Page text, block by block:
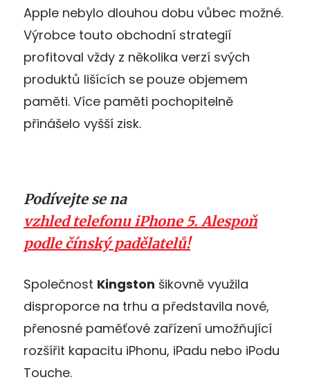
Apple nebylo dlouhou dobu vůbec možné.
Výrobce touto obchodní strategií
profitoval vždy z několika verzí svých
produktů lišících se pouze objemem
paměti. Více paměti pochopitelně
přinášelo vyšší zisk.
Podívejte se na
vzhled telefonu iPhone 5. Alespoň
podle čínský padělatelů!
Společnost Kingston šikovně využila
disproporce na trhu a představila nové,
přenosné paměťové zařízení umožňující
rozšířit kapacitu iPhonu, iPadu nebo iPodu
Touche.